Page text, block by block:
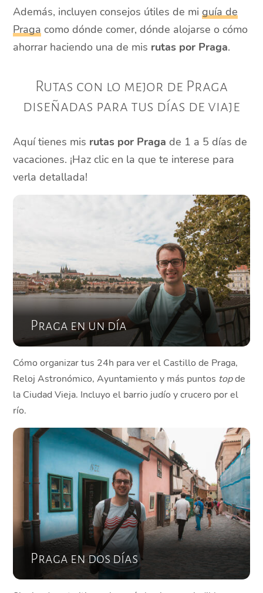
Además, incluyen consejos útiles de miguía de
Praga como dónde comer, dónde alojarse o cómo
ahorrar haciendo una de mis rutas por Praga.
Rutas con lo mejor de Praga
diseñadas para tus días de viaje
Aquí tienes mis rutas por Praga de 1 a 5 días de
vacaciones. ¡Haz clic en la que te interese para
verla detallada!
Praga en un día
Cómo organizar tus 24h para ver el Castillo de Praga,
Reloj Astronómico, Ayuntamiento y más puntos topde
la Ciudad Vieja. Incluyo el barrio judío y crucero por el
río.
Praga en dos días